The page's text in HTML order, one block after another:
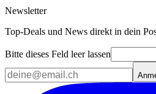
Newsletter
Top-Deals und News direkt in dein
Bitte dieses Feld leer lassen